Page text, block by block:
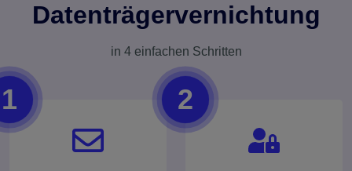
Datenträgervernichtung
in 4 einfachen Schritten
1 2